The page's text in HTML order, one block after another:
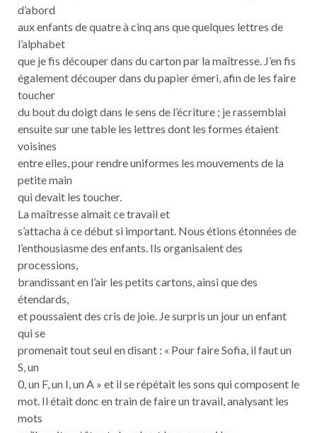
d’abord
aux enfants de quatre à cinq ans que quelques lettres de
l’alphabet
que je fis découper dans du carton par la maîtresse. J’en fis
également découper dans du papier émeri, afin de les faire
toucher
du bout du doigt dans le sens de l’écriture ; je rassemblai
ensuite sur une table les lettres dont les formes étaient
voisines
entre elles, pour rendre uniformes les mouvements de la
petite main
qui devait les toucher.
La maîtresse aimait ce travail et
s’attacha à ce début si important. Nous étions étonnées de
l’enthousiasme des enfants. Ils organisaient des
processions,
brandissant en l’air les petits cartons, ainsi que des
étendards,
et poussaient des cris de joie. Je surpris un jour un enfant
qui se
promenait tout seul en disant : « Pour faire Sofia, il faut un
S, un
0, un F, un I, un A » et il se répétait les sons qui composent le
mot. Il était donc en train de faire un travail, analysant les
mots